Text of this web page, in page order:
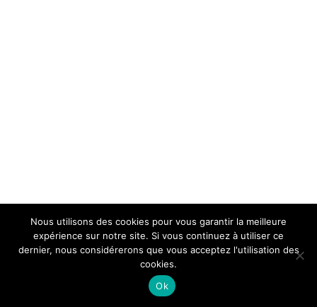
Nous utilisons des cookies pour vous garantir la meilleure
expérience sur notre site. Si vous continuez à utiliser ce
dernier, nous considérerons que vous acceptez l'utilisation des
cookies.
Ok